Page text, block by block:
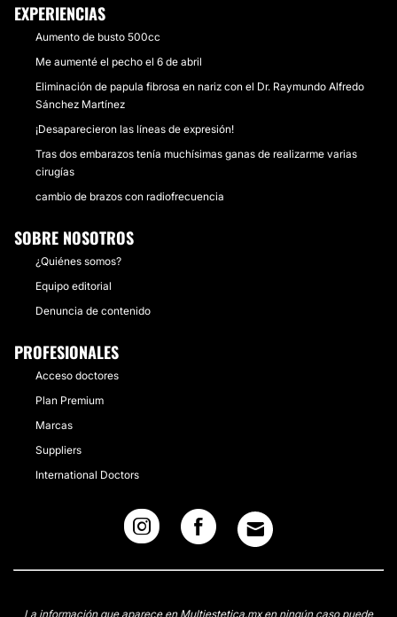
EXPERIENCIAS
Aumento de busto 500cc
Me aumenté el pecho el 6 de abril
Eliminación de papula fibrosa en nariz con el Dr. Raymundo Alfredo
Sánchez Martínez
¡Desaparecieron las líneas de expresión!
Tras dos embarazos tenía muchísimas ganas de realizarme varias
cirugías
cambio de brazos con radiofrecuencia
SOBRE NOSOTROS
¿Quiénes somos?
Equipo editorial
Denuncia de contenido
PROFESIONALES
Acceso doctores
Plan Premium
Marcas
Suppliers
International Doctors
La información que aparece en Multiestetica.mx en ningún caso puede